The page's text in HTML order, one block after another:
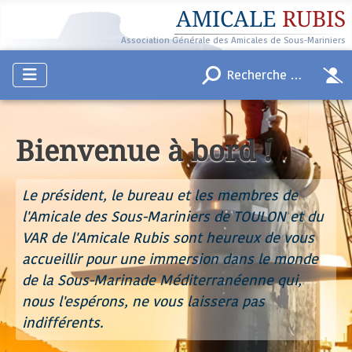
AMICALE RUBIS
Association Générale des Amicales de Sous-Mariniers
Bienvenue à bord !
Le président, le bureau et les membres de
l'Amicale des Sous-Mariniers de TOULON et du
VAR de l'Amicale Rubis sont heureux de vous
accueillir pour une immersion dans le monde
de la Sous-Marinade Méditerranéenne qui,
nous l'espérons, ne vous laissera pas
indifférents.